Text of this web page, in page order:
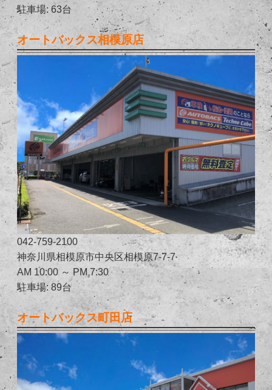
駐車場: 63台
オートバックス相模原店
042-759-2100
神奈川県相模原市中央区相模原7-7-7
AM 10:00 ～ PM 7:30
駐車場: 89台
オートバックス町田店